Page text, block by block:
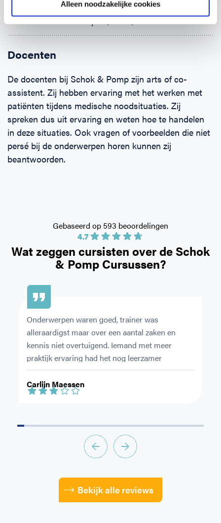
Alleen noodzakelijke cookies
(Brand-)wonden
Klein letsel aan: pols, hand, enkel en voet
Docenten
De docenten bij Schok & Pomp zijn arts of co-
assistent. Zij hebben ervaring met het werken met
patiënten tijdens medische noodsituaties. Zij
spreken dus uit ervaring en weten hoe te handelen
in deze situaties. Ook vragen of voorbeelden die niet
persé bij de onderwerpen horen kunnen zij
beantwoorden.
Wat zeggen cursisten over de Schok
& Pomp Cursussen?
4.7
Gebaseerd op 593 beoordelingen
Carlijn Maessen
Onderwerpen waren goed, trainer was
alleraardigst maar over een aantal zaken en
kennis niet overtuigend. Iemand met meer
praktijk ervaring had het nog leerzamer
gemaakt.
Bekijk alle reviews